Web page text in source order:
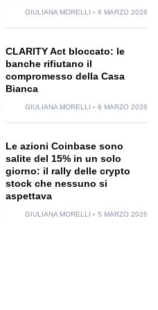
GIULIANA MORELLI 6 MARZO 2026
CLARITY Act bloccato: le
banche rifiutano il
compromesso della Casa
Bianca
GIULIANA MORELLI 6 MARZO 2026
Le azioni Coinbase sono
salite del 15% in un solo
giorno: il rally delle crypto
stock che nessuno si
aspettava
GIULIANA MORELLI 5 MARZO 2026